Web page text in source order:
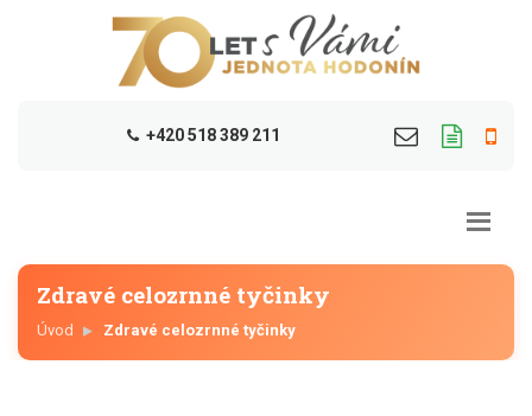
+420 518 389 211
Zdravé celozrnné tyčinky
Úvod Zdravé celozrnné tyčinky